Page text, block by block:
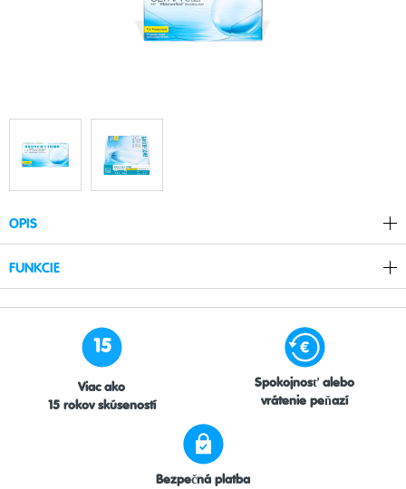
OPIS
FUNKCIE
15
Viac ako
15 rokov skúseností
Bezpečná platba
Spokojnosť alebo
vrátenie peňazí